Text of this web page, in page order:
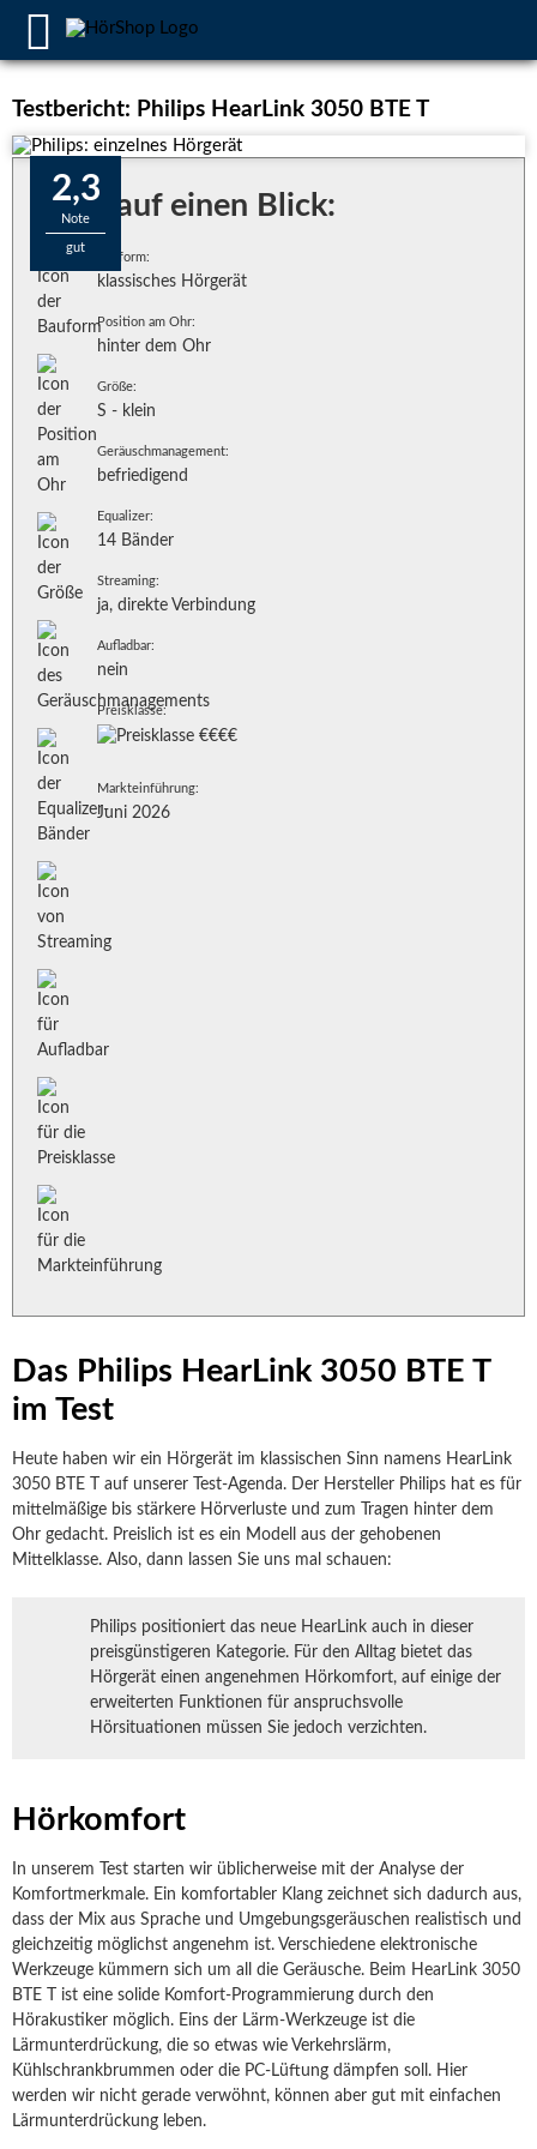
Testbericht: Philips HearLink 3050 BTE T
2,3
Note
gut
Das Philips HearLink 3050 BTE T
im Test
Heute haben wir ein Hörgerät im klassischen Sinn namens HearLink
3050 BTE T auf unserer Test-Agenda. Der Hersteller Philips hat es für
mittelmäßige bis stärkere Hörverluste und zum Tragen hinter dem
Ohr gedacht. Preislich ist es ein Modell aus der gehobenen
Mittelklasse. Also, dann lassen Sie uns mal schauen:
Philips positioniert das neue HearLink auch in dieser
preisgünstigeren Kategorie. Für den Alltag bietet das
Hörgerät einen angenehmen Hörkomfort, auf einige der
erweiterten Funktionen für anspruchsvolle
Hörsituationen müssen Sie jedoch verzichten.
Hörkomfort
In unserem Test starten wir üblicherweise mit der Analyse der
Komfortmerkmale. Ein komfortabler Klang zeichnet sich dadurch aus,
dass der Mix aus Sprache und Umgebungsgeräuschen realistisch und
gleichzeitig möglichst angenehm ist. Verschiedene elektronische
Werkzeuge kümmern sich um all die Geräusche. Beim HearLink 3050
BTE T ist eine solide Komfort-Programmierung durch den
Hörakustiker möglich. Eins der Lärm-Werkzeuge ist die
Lärmunterdrückung, die so etwas wie Verkehrslärm,
Kühlschrankbrummen oder die PC-Lüftung dämpfen soll. Hier
werden wir nicht gerade verwöhnt, können aber gut mit einfachen
Lärmunterdrückung leben.
Alles auf einen Blick:
Bauform:
klassisches Hörgerät
Position am Ohr:
hinter dem Ohr
Größe:
S - klein
Geräuschmanagement:
befriedigend
Equalizer:
14 Bänder
Streaming:
ja, direkte Verbindung
Aufladbar:
nein
Preisklasse:
Markteinführung:
Juni 2026